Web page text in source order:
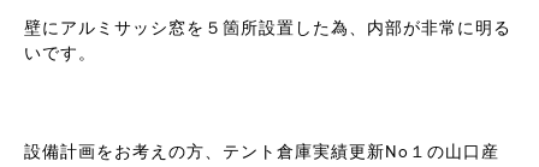
壁にアルミサッシ窓を５箇所設置した為、内部が非常に明る
いです。
設備計画をお考えの方、テント倉庫実績更新No１の山口産